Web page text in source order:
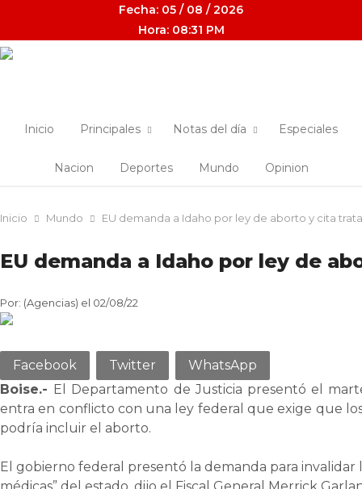
Fecha: 05 / 08 / 2026
Hora: 08:31 PM
Inicio Principales Notas del día Especiales
Nacion Deportes Mundo Opinion
Inicio Mundo EU demanda a Idaho por ley de aborto y cita
EU demanda a Idaho por ley de
Por: (Agencias) el 02/08/22
Facebook Twitter
WhatsApp
Boise.- El Departamento de Justicia presentó el
entra en conflicto con una ley federal que exige que
podría incluir el aborto.
El gobierno federal presentó la demanda para